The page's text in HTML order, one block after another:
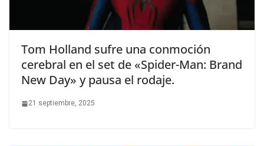
Tom Holland sufre una conmoción
cerebral en el set de «Spider-Man: Brand
New Day» y pausa el rodaje.
21 septiembre, 2025